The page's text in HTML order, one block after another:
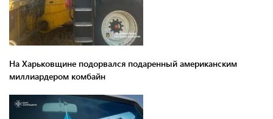
На Харьковщине подорвался подаренный американским
миллиардером комбайн